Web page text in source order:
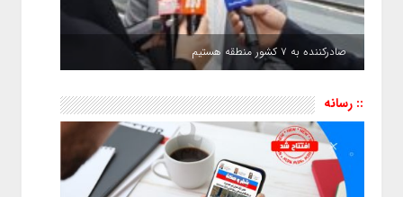
صادرکننده به ۷ کشور منطقه هستیم
:: رسانه